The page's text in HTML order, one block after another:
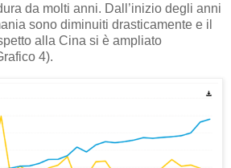
da molti anni. Dall’inizio degli anni
sono diminuiti drasticamente e il
alla Cina si è ampliato
4).